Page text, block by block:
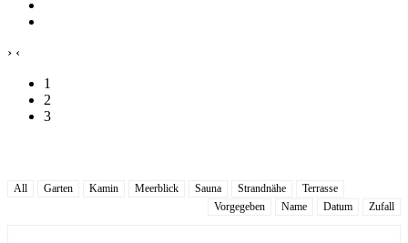
› ‹
1
2
3
All Garten Kamin Meerblick Sauna Strandnähe
Terrasse
Vorgegeben
Name Datum Zufall